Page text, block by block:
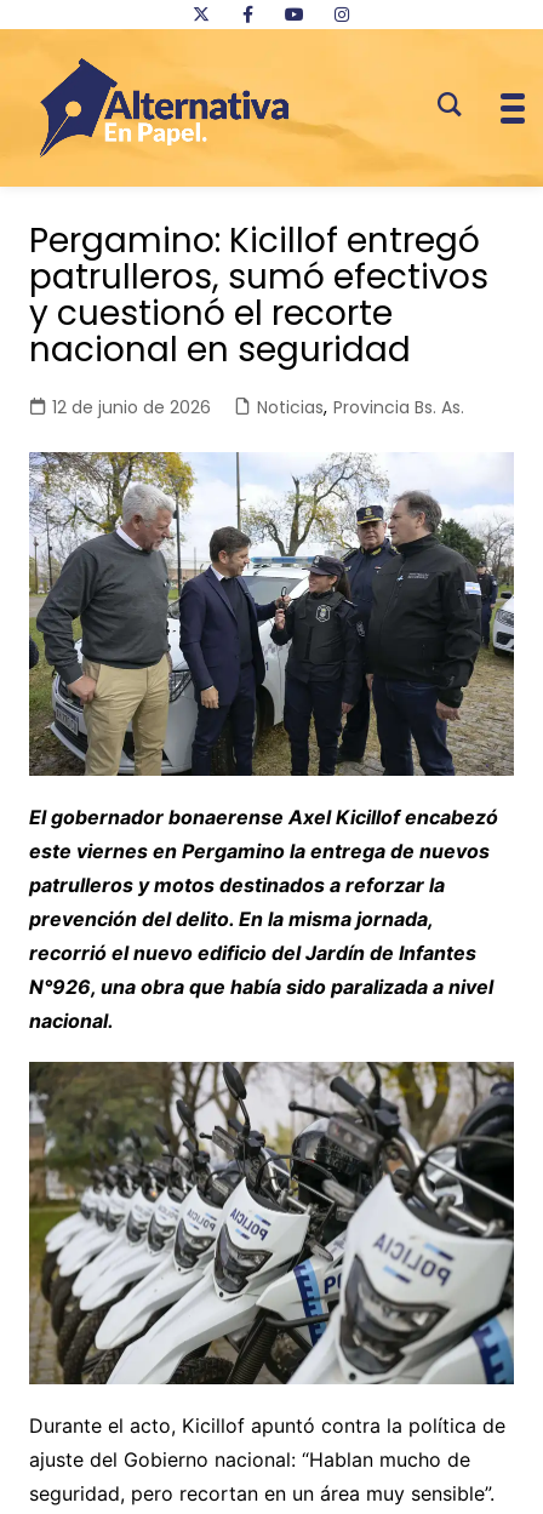
contenido
Pergamino: Kicillof entregó
patrulleros, sumó efectivos
y cuestionó el recorte
nacional en seguridad
12 de junio de 2026 Noticias, Provincia Bs. As.
El gobernador bonaerense Axel Kicillof encabezó
este viernes en Pergamino la entrega de nuevos
patrulleros y motos destinados a reforzar la
prevención del delito. En la misma jornada,
recorrió el nuevo edificio del Jardín de Infantes
N°926, una obra que había sido paralizada a nivel
nacional.
Durante el acto, Kicillof apuntó contra la política de
ajuste del Gobierno nacional: “Hablan mucho de
seguridad, pero recortan en un área muy sensible”.